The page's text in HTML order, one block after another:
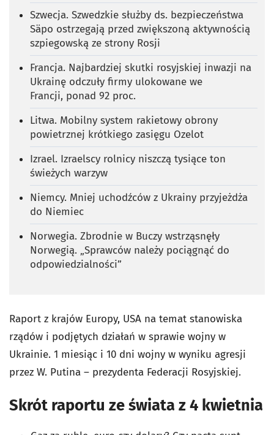
Szwecja. Szwedzkie służby ds. bezpieczeństwa
Säpo ostrzegają przed zwiększoną aktywnością
szpiegowską ze strony Rosji
Francja. Najbardziej skutki rosyjskiej inwazji na
Ukrainę odczuły firmy ulokowane we
Francji, ponad 92 proc.
Litwa. Mobilny system rakietowy obrony
powietrznej krótkiego zasięgu Ozelot
Izrael. Izraelscy rolnicy niszczą tysiące ton
świeżych warzyw
Niemcy. Mniej uchodźców z Ukrainy przyjeżdża
do Niemiec
Norwegia. Zbrodnie w Buczy wstrząsnęły
Norwegią. „Sprawców należy pociągnąć do
odpowiedzialności”
Raport z krajów Europy, USA na temat stanowiska
rządów i podjętych działań w sprawie wojny w
Ukrainie. 1 miesiąc i 10 dni wojny w wyniku agresji
przez W. Putina – prezydenta Federacji Rosyjskiej.
Skrót raportu ze świata z 4 kwietnia